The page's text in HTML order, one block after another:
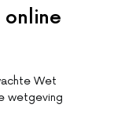
online
Wet
wetgeving